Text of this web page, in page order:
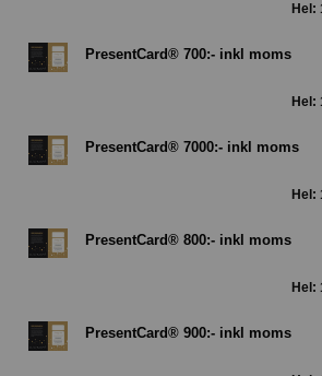
Hel:
PresentCard® 700:- inkl moms
Hel:
PresentCard® 7000:- inkl moms
Hel:
PresentCard® 800:- inkl moms
Hel:
PresentCard® 900:- inkl moms